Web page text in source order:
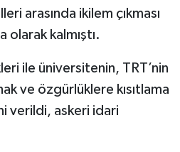
arasında ikilem çıkması
olarak kalmıştı.
ile üniversitenin, TRT’nin
ve özgürlüklere kısıtlama
verildi, askeri idari